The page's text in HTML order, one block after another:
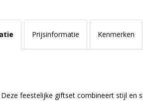
Prijsinformatie Kenmerken
feestelijke giftset combineert stijl